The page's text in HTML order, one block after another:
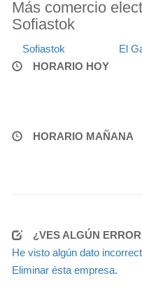
Más comercio
Sofiastok
Sofiastok El
HORARIO HOY
HORARIO MAÑANA
¿VES ALGÚN
He visto algún dato
Eliminar ésta empresa.